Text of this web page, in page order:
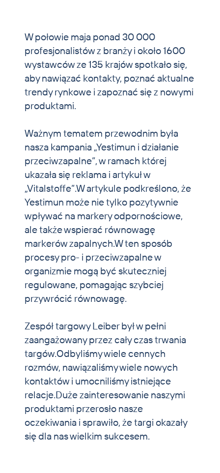
Aktualności
Kontakt
W połowie maja ponad 30 000
profesjonalistów z branży i około 1600
wystawców ze 135 krajów spotkało się,
aby nawiązać kontakty, poznać aktualne
trendy rynkowe i zapoznać się z nowymi
produktami.
Ważnym tematem przewodnim była
nasza kampania „Yestimun i działanie
przeciwzapalne”, w ramach której
ukazała się reklama i artykuł w
„Vitalstoffe”.W artykule podkreślono, że
Yestimun może nie tylko pozytywnie
wpływać na markery odpornościowe,
ale także wspierać równowagę
markerów zapalnych.W ten sposób
procesy pro- i przeciwzapalne w
organizmie mogą być skuteczniej
regulowane, pomagając szybciej
przywrócić równowagę.
Zespół targowy Leiber był w pełni
zaangażowany przez cały czas trwania
targów.Odbyliśmy wiele cennych
rozmów, nawiązaliśmy wiele nowych
kontaktów i umocniliśmy istniejące
relacje.Duże zainteresowanie naszymi
produktami przerosło nasze
oczekiwania i sprawiło, że targi okazały
się dla nas wielkim sukcesem.